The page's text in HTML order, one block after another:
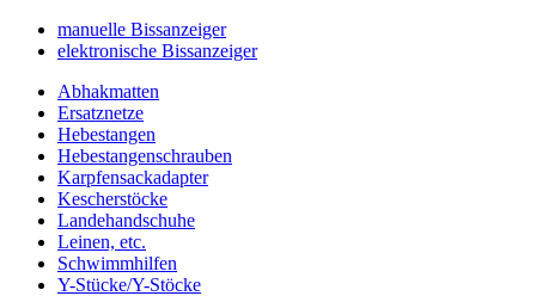
manuelle Bissanzeiger
elektronische Bissanzeiger
Abhakmatten
Ersatznetze
Hebestangen
Hebestangenschrauben
Karpfensackadapter
Kescherstöcke
Landehandschuhe
Leinen, etc.
Schwimmhilfen
Y-Stücke/Y-Stöcke